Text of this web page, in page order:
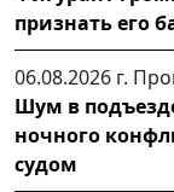
признать его
06.08.2026 г.
Шум в
ночного
судом